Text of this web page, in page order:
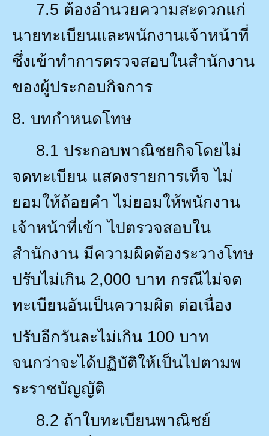
7.5 ต้องอำนวยความสะดวกแก่
นายทะเบียนและพนักงานเจ้าหน้าที่
ซึ่งเข้าทำการตรวจสอบในสำนักงาน
ของผู้ประกอบกิจการ
8. บทกำหนดโทษ
8.1 ประกอบพาณิชยกิจโดยไม่
จดทะเบียน แสดงรายการเท็จ ไม่
ยอมให้ถ้อยคำ ไม่ยอมให้พนักงาน
เจ้าหน้าที่เข้า ไปตรวจสอบใน
สำนักงาน มีความผิดต้องระวางโทษ
ปรับไม่เกิน 2,000 บาท กรณีไม่จด
ทะเบียนอันเป็นความผิด ต่อเนื่อง
ปรับอีกวันละไม่เกิน 100 บาท
จนกว่าจะได้ปฏิบัติให้เป็นไปตามพ
ระราชบัญญัติ
8.2 ถ้าใบทะเบียนพาณิชย์